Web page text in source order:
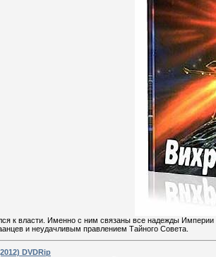
к власти. Именно с ним связаны все надежды
и неудачливым правлением Тайного Совета.
DVDRip